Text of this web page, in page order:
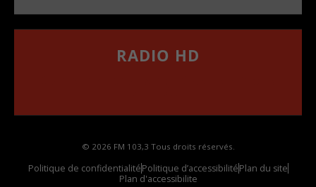
RADIO HD
© 2026 FM 103,3 Tous droits réservés.
Politique de confidentialitéPolitique d’accessibilitéPlan du site
Plan d'accessibilite